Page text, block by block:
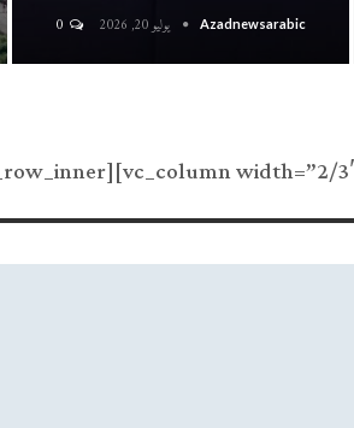
Azadnewsarabic يوليو 20, 2026 0